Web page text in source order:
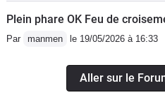
Plein phare OK Feu de
Par manmen le 19/05/2026 à 16:33
Aller sur le